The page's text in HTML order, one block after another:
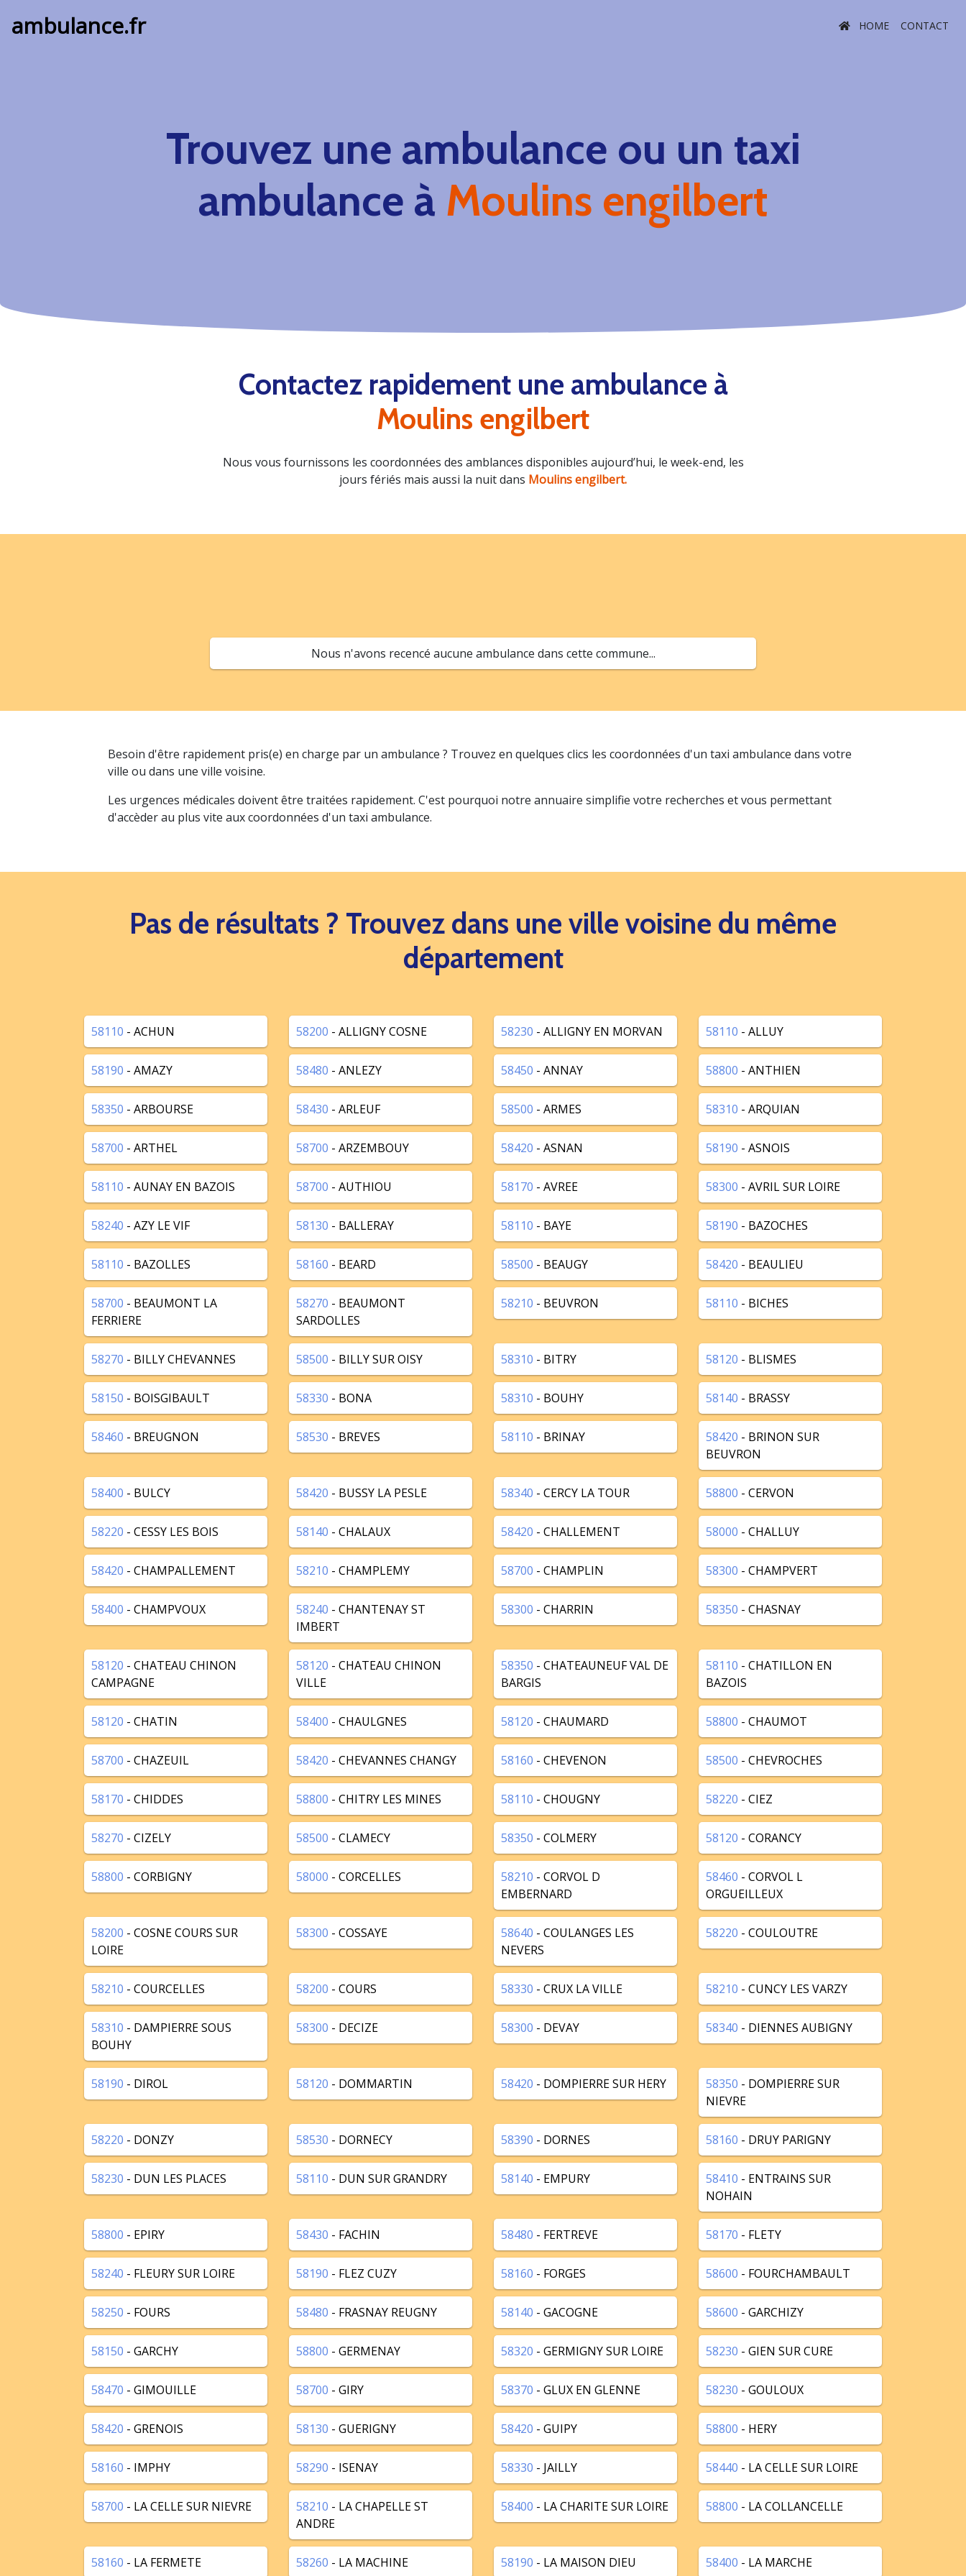
ambulance.fr HOME CONTACT
Trouvez une ambulance ou un taxi
ambulance à Moulins engilbert
Contactez rapidement une ambulance à
Moulins engilbert
Nous vous fournissons les coordonnées des amblances disponibles aujourd’hui, le week-end, les
jours fériés mais aussi la nuit dans Moulins engilbert.
Nous n'avons recencé aucune ambulance dans cette commune...
Besoin d'être rapidement pris(e) en charge par un ambulance ? Trouvez en quelques clics les coordonnées d'un taxi ambulance dans votre
ville ou dans une ville voisine.
Les urgences médicales doivent être traitées rapidement. C'est pourquoi notre annuaire simplifie votre recherches et vous permettant
d'accèder au plus vite aux coordonnées d'un taxi ambulance.
Pas de résultats ? Trouvez dans une ville voisine du même
département
58110 - ACHUN 58200 - ALLIGNY COSNE 58230 - ALLIGNY EN MORVAN 58110 - ALLUY
58190 - AMAZY 58480 - ANLEZY 58450 - ANNAY 58800 - ANTHIEN
58350 - ARBOURSE 58430 - ARLEUF 58500 - ARMES 58310 - ARQUIAN
58700 - ARTHEL 58700 - ARZEMBOUY 58420 - ASNAN 58190 - ASNOIS
58110 - AUNAY EN BAZOIS 58700 - AUTHIOU 58170 - AVREE 58300 - AVRIL SUR LOIRE
58240 - AZY LE VIF 58130 - BALLERAY 58110 - BAYE 58190 - BAZOCHES
58110 - BAZOLLES 58160 - BEARD 58500 - BEAUGY 58420 - BEAULIEU
58700 - BEAUMONT LA
FERRIERE
58270 - BEAUMONT
SARDOLLES
58210 - BEUVRON 58110 - BICHES
58270 - BILLY CHEVANNES 58500 - BILLY SUR OISY 58310 - BITRY 58120 - BLISMES
58150 - BOISGIBAULT 58330 - BONA 58310 - BOUHY 58140 - BRASSY
58460 - BREUGNON 58530 - BREVES 58110 - BRINAY 58420 - BRINON SUR
BEUVRON
58400 - BULCY 58420 - BUSSY LA PESLE 58340 - CERCY LA TOUR 58800 - CERVON
58220 - CESSY LES BOIS 58140 - CHALAUX 58420 - CHALLEMENT 58000 - CHALLUY
58420 - CHAMPALLEMENT 58210 - CHAMPLEMY 58700 - CHAMPLIN 58300 - CHAMPVERT
58400 - CHAMPVOUX 58240 - CHANTENAY ST
IMBERT
58300 - CHARRIN 58350 - CHASNAY
58120 - CHATEAU CHINON
CAMPAGNE
58120 - CHATEAU CHINON
VILLE
58350 - CHATEAUNEUF VAL DE
BARGIS
58110 - CHATILLON EN
BAZOIS
58120 - CHATIN 58400 - CHAULGNES 58120 - CHAUMARD 58800 - CHAUMOT
58700 - CHAZEUIL 58420 - CHEVANNES CHANGY 58160 - CHEVENON 58500 - CHEVROCHES
58170 - CHIDDES 58800 - CHITRY LES MINES 58110 - CHOUGNY 58220 - CIEZ
58270 - CIZELY 58500 - CLAMECY 58350 - COLMERY 58120 - CORANCY
58800 - CORBIGNY 58000 - CORCELLES 58210 - CORVOL D
EMBERNARD
58460 - CORVOL L
ORGUEILLEUX
58200 - COSNE COURS SUR
LOIRE
58300 - COSSAYE 58640 - COULANGES LES
NEVERS
58220 - COULOUTRE
58210 - COURCELLES 58200 - COURS 58330 - CRUX LA VILLE 58210 - CUNCY LES VARZY
58310 - DAMPIERRE SOUS
BOUHY
58300 - DECIZE 58300 - DEVAY 58340 - DIENNES AUBIGNY
58190 - DIROL 58120 - DOMMARTIN 58420 - DOMPIERRE SUR HERY 58350 - DOMPIERRE SUR
NIEVRE
58220 - DONZY 58530 - DORNECY 58390 - DORNES 58160 - DRUY PARIGNY
58230 - DUN LES PLACES 58110 - DUN SUR GRANDRY 58140 - EMPURY 58410 - ENTRAINS SUR
NOHAIN
58800 - EPIRY 58430 - FACHIN 58480 - FERTREVE 58170 - FLETY
58240 - FLEURY SUR LOIRE 58190 - FLEZ CUZY 58160 - FORGES 58600 - FOURCHAMBAULT
58250 - FOURS 58480 - FRASNAY REUGNY 58140 - GACOGNE 58600 - GARCHIZY
58150 - GARCHY 58800 - GERMENAY 58320 - GERMIGNY SUR LOIRE 58230 - GIEN SUR CURE
58470 - GIMOUILLE 58700 - GIRY 58370 - GLUX EN GLENNE 58230 - GOULOUX
58420 - GRENOIS 58130 - GUERIGNY 58420 - GUIPY 58800 - HERY
58160 - IMPHY 58290 - ISENAY 58330 - JAILLY 58440 - LA CELLE SUR LOIRE
58700 - LA CELLE SUR NIEVRE 58210 - LA CHAPELLE ST
ANDRE
58400 - LA CHARITE SUR LOIRE 58800 - LA COLLANCELLE
58160 - LA FERMETE 58260 - LA MACHINE 58190 - LA MAISON DIEU 58400 - LA MARCHE